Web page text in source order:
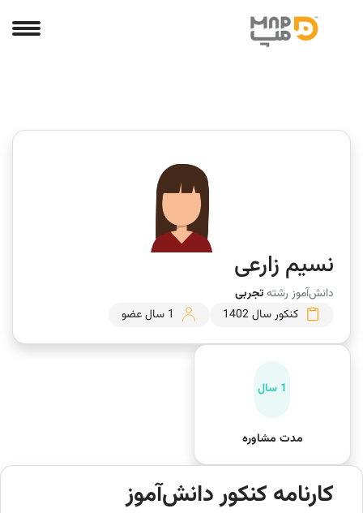
نسیم زارعی
دانش‌آموز رشتهتجربی
کنکور سال 1402
1 سال عضو
1 سال
مدت مشاوره
کارنامه کنکور دانش‌آموز